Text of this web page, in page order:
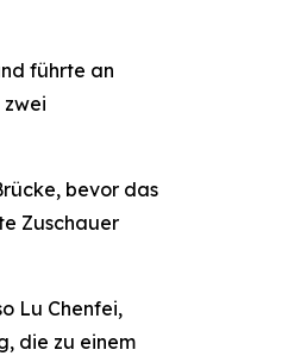
führte an
bevor das
Zuschauer
Lu Chenfei,
die zu einem